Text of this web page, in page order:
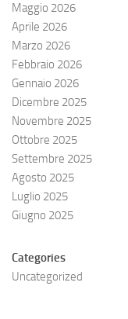
Maggio 2026
Aprile 2026
Marzo 2026
Febbraio 2026
Gennaio 2026
Dicembre 2025
Novembre 2025
Ottobre 2025
Settembre 2025
Agosto 2025
Luglio 2025
Giugno 2025
Categories
Uncategorized